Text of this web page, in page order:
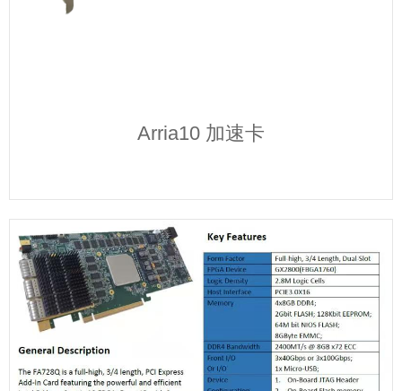
Arria10 加速卡